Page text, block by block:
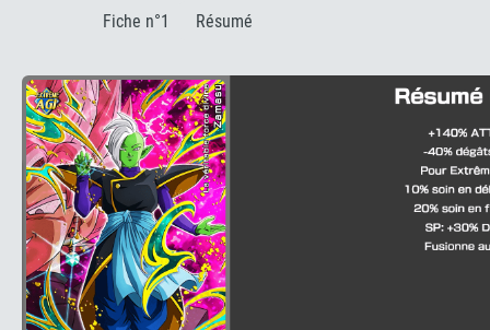
Fiche n°1